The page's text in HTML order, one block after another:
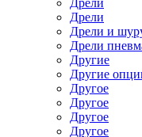
Дрели
Дрели и
Дрели
Другие
Другие
Другое
Другое
Другое
Другое